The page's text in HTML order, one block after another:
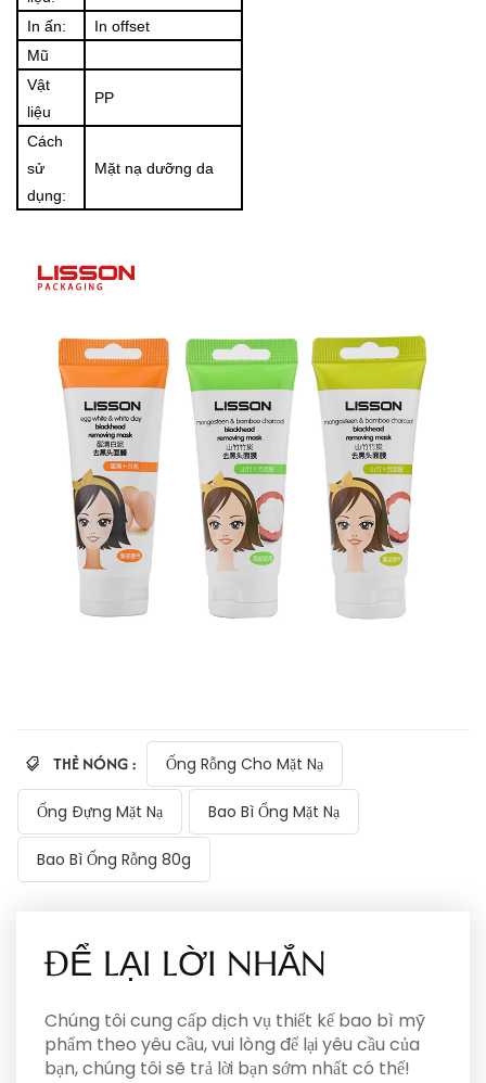
In ấn:
In offset
Mũ
Vật
liệu
PP
Cách
sử
dụng:
Mặt nạ dưỡng da
THẺ NÓNG : Ống Rỗng Cho Mặt Nạ
Ống Đựng Mặt Nạ Bao Bì Ống Mặt Nạ
Bao Bì Ống Rỗng 80g
ĐỂ LẠI LỜI NHẮN
Chúng tôi cung cấp dịch vụ thiết kế bao bì mỹ
phẩm theo yêu cầu, vui lòng để lại yêu cầu của
bạn, chúng tôi sẽ trả lời bạn sớm nhất có thể!